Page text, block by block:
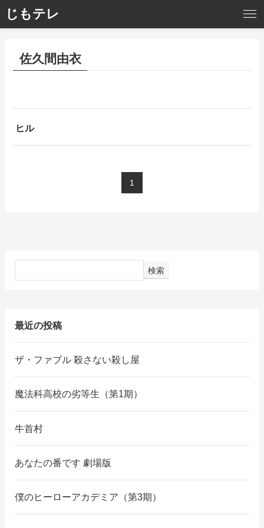
じもテレ
佐久間由衣
ヒル
1
検索
最近の投稿
ザ・ファブル 殺さない殺し屋
魔法科高校の劣等生（第1期）
牛首村
あなたの番です 劇場版
僕のヒーローアカデミア（第3期）